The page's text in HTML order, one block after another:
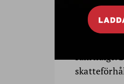
samtidigt.